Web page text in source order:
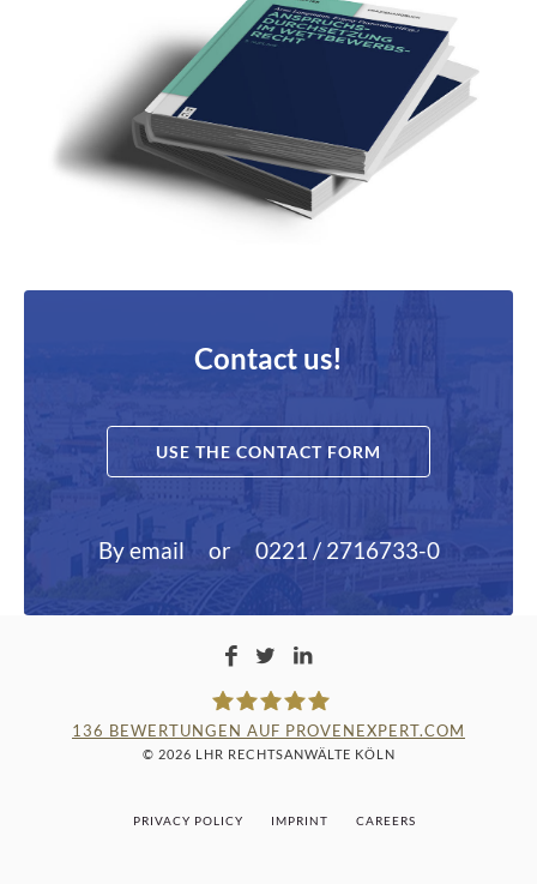
Contact us!
USE THE CONTACT FORM
By email or 0221 / 2716733-0
136 BEWERTUNGEN AUF PROVENEXPERT.COM
© 2026 LHR RECHTSANWÄLTE KÖLN
PRIVACY POLICY IMPRINT CAREERS